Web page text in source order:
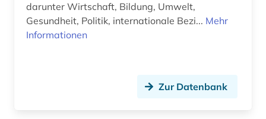
darunter Wirtschaft, Bildung, Umwelt,
Gesundheit, Politik, internationale Bezi... Mehr
Informationen
Zur Datenbank